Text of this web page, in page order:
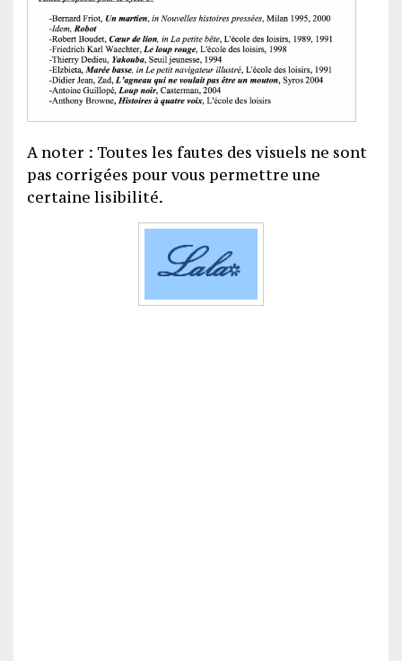
A noter : Toutes les fautes des visuels ne sont
pas corrigées pour vous permettre une
certaine lisibilité.